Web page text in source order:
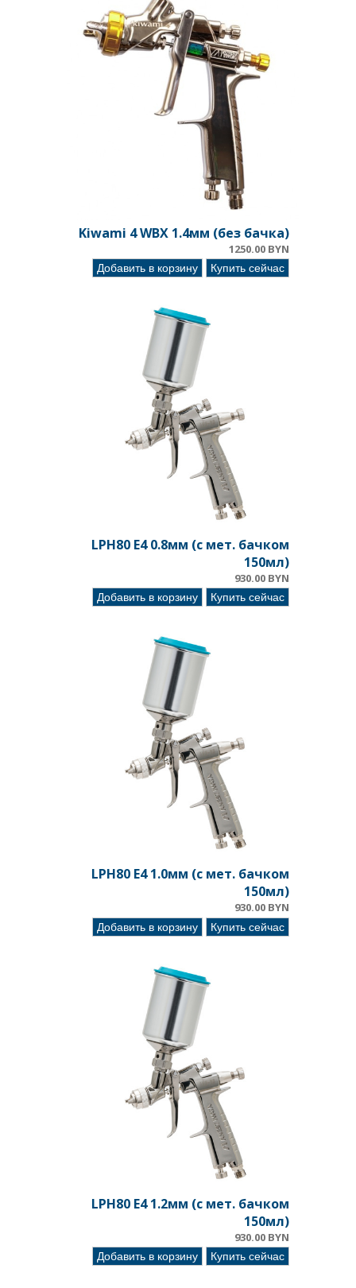
Kiwami 4 WBX 1.4мм (без бачка)
1250.00 BYN
Добавить в корзину Купить сейчас
LPH80 E4 0.8мм (c мет. бачком
150мл)
930.00 BYN
Добавить в корзину Купить сейчас
LPH80 E4 1.0мм (c мет. бачком
150мл)
930.00 BYN
Добавить в корзину Купить сейчас
LPH80 E4 1.2мм (c мет. бачком
150мл)
930.00 BYN
Добавить в корзину Купить сейчас